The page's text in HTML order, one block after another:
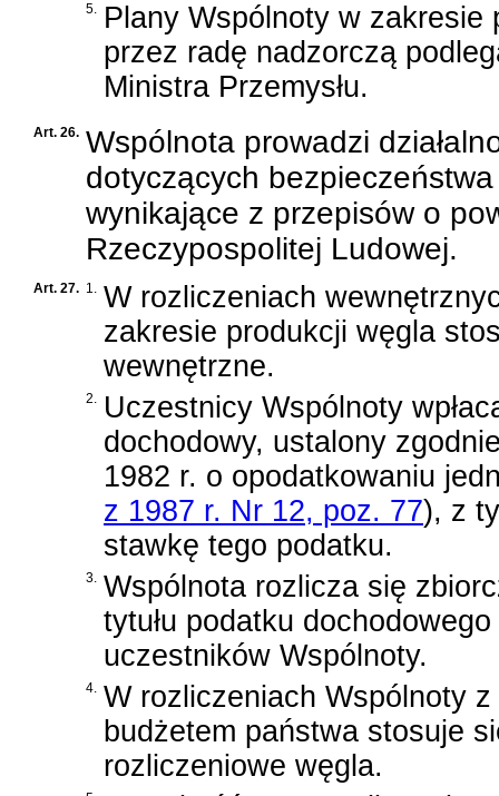
5. Plany Wspólnoty w
przez radę nadzorczą
Ministra Przemysłu.
Art. 26. Wspólnota prowadzi
dotyczących
wynikające z przepisów o
Rzeczypospolitej Ludowej.
Art. 27. 1. W rozliczeniach
zakresie produkcji węgla
wewnętrzne.
2. Uczestnicy Wspólnoty
dochodowy, ustalony
1982 r. o opodatkowaniu
z 1987 r. Nr 12, poz. 77), z
stawkę tego podatku.
3. Wspólnota rozlicza się
tytułu podatku
uczestników Wspólnoty.
4. W rozliczeniach Wspólnoty z
budżetem państwa stosuje
rozliczeniowe węgla.